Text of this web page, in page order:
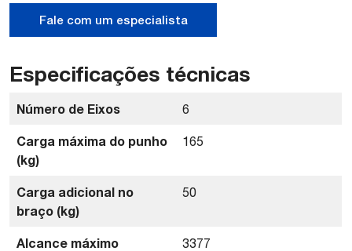
Fale com um especialista
Especificações técnicas
Número de Eixos 6
Carga máxima do punho
(kg)
165
Carga adicional no
braço (kg)
50
Alcance máximo
3377